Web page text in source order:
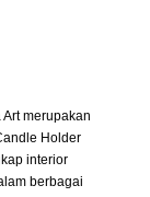
merupakan
Holder
interior
berbagai